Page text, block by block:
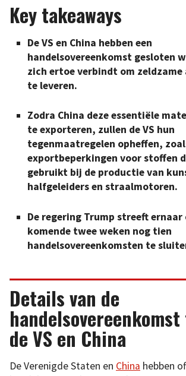
Key takeaways
De VS en China hebben een
handelsovereenkomst gesloten
zich ertoe verbindt om
te leveren.
Zodra China deze essentiële
te exporteren, zullen de VS hun
tegenmaatregelen opheffen,
exportbeperkingen voor stoffen
gebruikt bij de productie van
halfgeleiders en straalmotoren.
De regering Trump streeft ernaar
komende twee weken nog tien
handelsovereenkomsten te
Details van de
de VS en China
De Verenigde Staten en China hebben